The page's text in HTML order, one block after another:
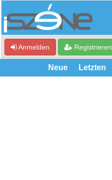
Anmelden Registrieren
Neue Letzten